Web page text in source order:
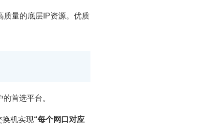
质量的底层IP资源。优质
首选平台。
换机实现“每个网口对应